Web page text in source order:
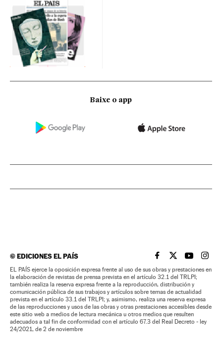
Baixe o app
©EDICIONES EL PAÍS EL PAÍS BRASIL EN
EL PAÍSEL PAÍS
EL
EL PAÍS ejerce la oposición expresa frente al uso de sus obras y prestaciones en
la elaboración de revistas de prensa prevista en el artículo 32.1 del TRLPI;
también realiza la reserva expresa frente a la reproducción, distribución y
comunicación pública de sus trabajos y artículos sobre temas de actualidad
prevista en el artículo 33.1 del TRLPI; y, asimismo, realiza una reserva expresa
de las reproducciones y usos de las obras y otras prestaciones accesibles desde
este sitio web a medios de lectura mecánica u otros medios que resulten
adecuados a tal fin de conformidad con el artículo 67.3 del Real Decreto - ley
24/2021, de 2 de noviembre